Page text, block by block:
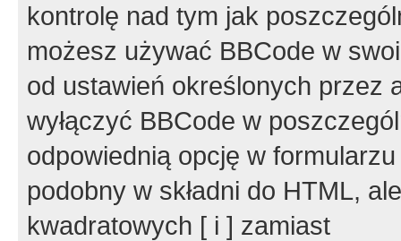
kontrolę nad tym jak
możesz używać BBCode w
od ustawień określonych przez
wyłączyć BBCode w
odpowiednią opcję w
podobny w składni do HTML,
kwadratowych [ i ] zamiast